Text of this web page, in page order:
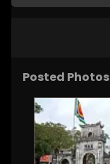
Posted Photos